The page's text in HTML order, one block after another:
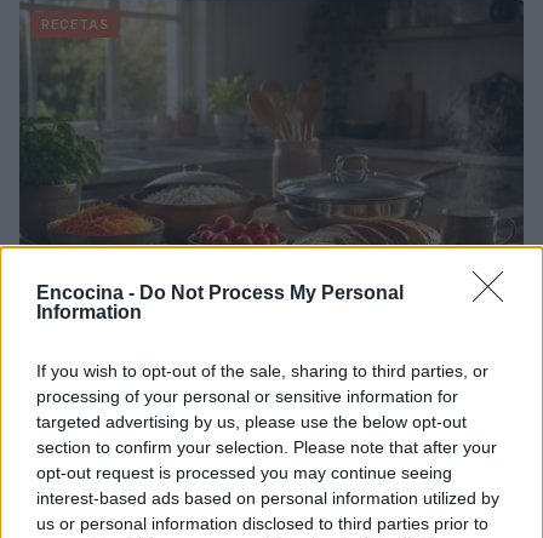
Encocina - Do Not Process My Personal
Information
If you wish to opt-out of the sale, sharing to third parties, or
processing of your personal or sensitive information for
targeted advertising by us, please use the below opt-out
section to confirm your selection. Please note that after your
opt-out request is processed you may continue seeing
interest-based ads based on personal information utilized by
us or personal information disclosed to third parties prior to
RECETAS
Plan de comidas semanal con recetas rápidas y
económicas
Diego Romero · 5 Ago 2026
RECETAS